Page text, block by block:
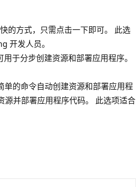
的方式，只需点击一下即可。 此选
开发人员。
于分步创建资源和部署应用程序。
的命令自动创建资源和部署应用程
并部署应用程序代码。 此选项适合